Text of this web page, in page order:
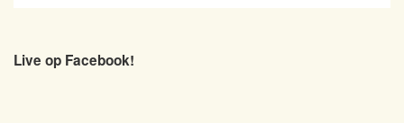
Live op Facebook!